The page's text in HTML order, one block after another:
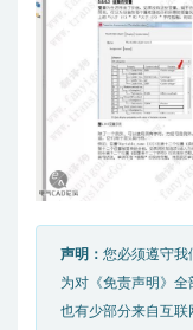
声明： 您必须遵守我
为对《免责声明》全
也有少部分来自互